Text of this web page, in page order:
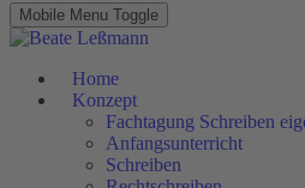
Mobile Menu Toggle
Home
Konzept
Fachtagung Schreiben
Anfangsunterricht
Schreiben